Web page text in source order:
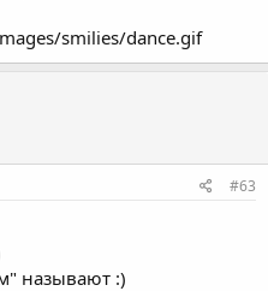
smilies/dance.gif
#63
называют :)